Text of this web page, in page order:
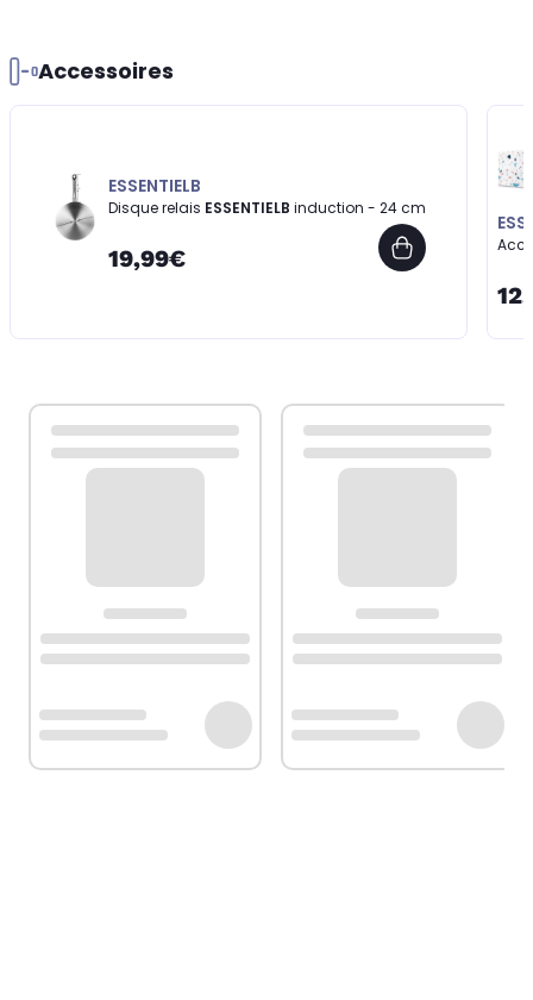
Accessoires
ESSENTIELB
Disque relais ESSENTIELB induction - 24 cm
19,99€